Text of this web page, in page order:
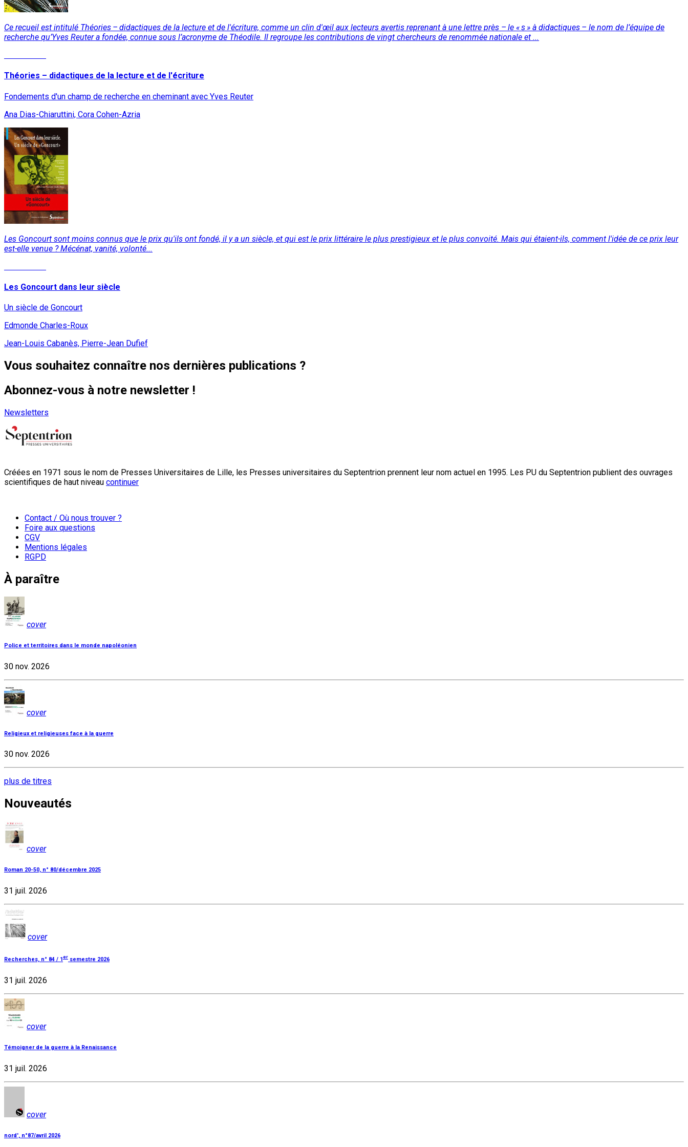
Ce recueil est intitulé Théories – didactiques de la lecture et de l'écriture, comme un clin d'œil aux lecteurs avertis reprenant à une lettre près – le « s » à didactiques – le nom de l’équipe de
recherche qu’Yves Reuter a fondée, connue sous l’acronyme de Théodile. Il regroupe les contributions de vingt chercheurs de renommée nationale et ...
Théories – didactiques de la lecture et de l'écriture
Fondements d'un champ de recherche en cheminant avec Yves Reuter
Ana Dias-Chiaruttini, Cora Cohen-Azria
Les Goncourt sont moins connus que le prix qu'ils ont fondé, il y a un siècle, et qui est le prix littéraire le plus prestigieux et le plus convoité. Mais qui étaient-ils, comment l'idée de ce prix leur
est-elle venue ? Mécénat, vanité, volonté...
Les Goncourt dans leur siècle
Un siècle de Goncourt
Edmonde Charles-Roux
Jean-Louis Cabanès, Pierre-Jean Dufief
Vous souhaitez connaître nos dernières publications ?
Abonnez-vous à notre newsletter !
Newsletters
Créées en 1971 sous le nom de Presses Universitaires de Lille, les Presses universitaires du Septentrion prennent leur nom actuel en 1995. Les PU du Septentrion publient des ouvrages
scientifiques de haut niveau continuer
Contact / Où nous trouver ?
Foire aux questions
CGV
Mentions légales
RGPD
À paraître
cover
Police et territoires dans le monde napoléonien
30 nov. 2026
cover
Religieux et religieuses face à la guerre
30 nov. 2026
plus de titres
Nouveautés
cover
Roman 20-50, n° 80/décembre 2025
31 juil. 2026
cover
Recherches, n° 84 / 1er semestre 2026
31 juil. 2026
cover
Témoigner de la guerre à la Renaissance
31 juil. 2026
cover
nord', n°87/avril 2026